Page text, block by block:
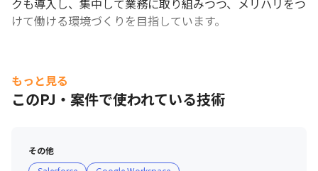
クも導入し、集中して業務に取り組みつつ、メリハリをつ
けて働ける環境づくりを目指しています。
もっと見る
このPJ・案件で使われている技術
その他